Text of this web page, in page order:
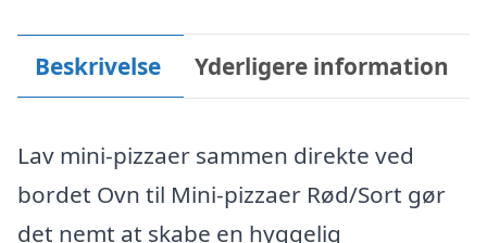
Beskrivelse Yderligere information
Lav mini-pizzaer sammen direkte ved
bordet Ovn til Mini-pizzaer Rød/Sort gør
det nemt at skabe en hyggelig